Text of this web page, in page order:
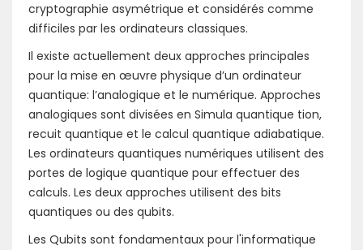
cryptographie asymétrique et considérés comme
difficiles par les ordinateurs classiques.
Il existe actuellement deux approches principales
pour la mise en œuvre physique d’un ordinateur
quantique: l’analogique et le numérique. Approches
analogiques sont divisées en Simula quantique tion,
recuit quantique et le calcul quantique adiabatique.
Les ordinateurs quantiques numériques utilisent des
portes de logique quantique pour effectuer des
calculs. Les deux approches utilisent des bits
quantiques ou des qubits.
Les Qubits sont fondamentaux pour l'informatique